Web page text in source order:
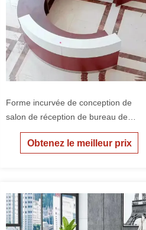
Forme incurvée de conception de
salon de réception de bureau de
comptoir rouge
Obtenez le meilleur prix